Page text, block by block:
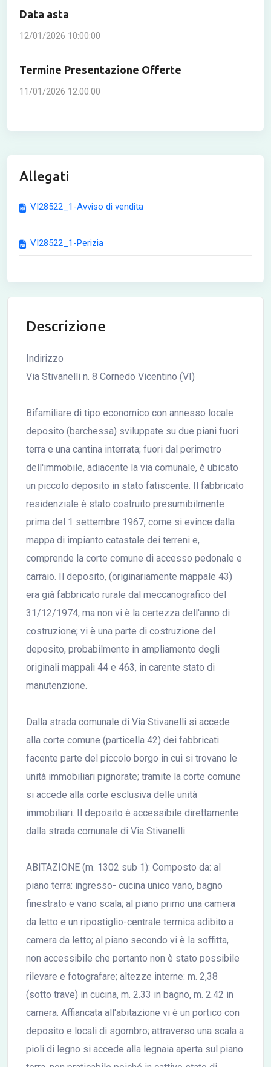
Descrizione
Indirizzo
Via Stivanelli n. 8 Cornedo Vicentino (VI)
Bifamiliare di tipo economico con annesso locale
deposito (barchessa) sviluppate su due piani fuori
terra e una cantina interrata; fuori dal perimetro
dell'immobile, adiacente la via comunale, è ubicato
un piccolo deposito in stato fatiscente. Il fabbricato
residenziale è stato costruito presumibilmente
prima del 1 settembre 1967, come si evince dalla
mappa di impianto catastale dei terreni e,
comprende la corte comune di accesso pedonale e
carraio. Il deposito, (originariamente mappale 43)
era già fabbricato rurale dal meccanografico del
31/12/1974, ma non vi è la certezza dell'anno di
costruzione; vi è una parte di costruzione del
deposito, probabilmente in ampliamento degli
originali mappali 44 e 463, in carente stato di
manutenzione.
Dalla strada comunale di Via Stivanelli si accede
alla corte comune (particella 42) dei fabbricati
facente parte del piccolo borgo in cui si trovano le
unità immobiliari pignorate; tramite la corte comune
si accede alla corte esclusiva delle unità
immobiliari. Il deposito è accessibile direttamente
dalla strada comunale di Via Stivanelli.
ABITAZIONE (m. 1302 sub 1): Composto da: al
piano terra: ingresso- cucina unico vano, bagno
finestrato e vano scala; al piano primo una camera
da letto e un ripostiglio-centrale termica adibito a
camera da letto; al piano secondo vi è la soffitta,
non accessibile che pertanto non è stato possibile
rilevare e fotografare; altezze interne: m. 2,38
(sotto trave) in cucina, m. 2.33 in bagno, m. 2.42 in
camera. Affiancata all'abitazione vi è un portico con
deposito e locali di sgombro; attraverso una scala a
pioli di legno si accede alla legnaia aperta sul piano
Data asta
12/01/2026 10:00:00
Termine Presentazione Offerte
11/01/2026 12:00:00
Allegati
VI28522_1-Avviso di vendita
VI28522_1-Perizia